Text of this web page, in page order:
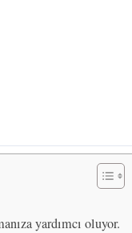
yardımcı oluyor.